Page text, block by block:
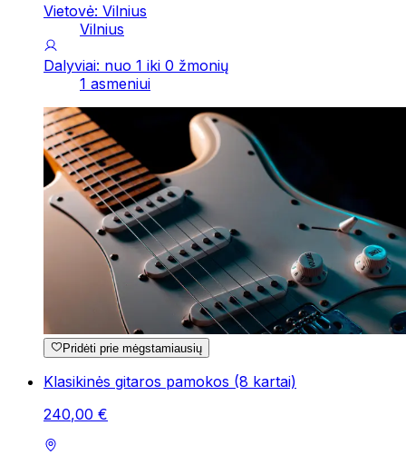
Vietovė: Vilnius
Vilnius
Dalyviai: nuo 1 iki 0 žmonių
1 asmeniui
Pridėti prie mėgstamiausių
Klasikinės gitaros pamokos (8 kartai)
240,00 €